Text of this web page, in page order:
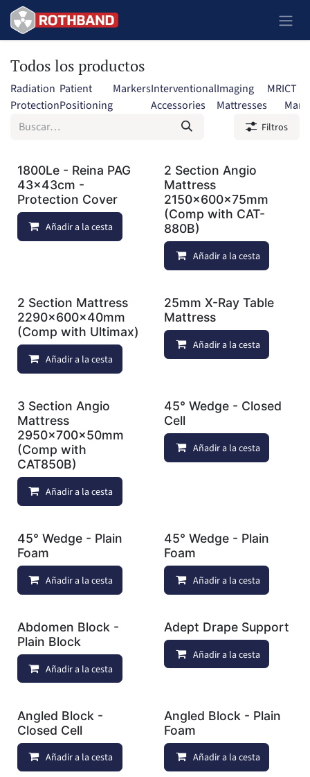
Ir al contenido
Todos los productos
Radiation
Protection
Patient
Positioning
MarkersInterventional
Accessories
Imaging
Mattresses
MRICT
Filtros
1800Le - Reina PAG
43x43cm -
Protection Cover
Añadir a la cesta Añadir a lista de deseos
2 Section Angio
Mattress
2150x600x75mm
(Comp with CAT-
880B)
Añadir a la cesta
2 Section Mattress
2290x600x40mm
(Comp with Ultimax)
Añadir a la cesta Añadir a lista de deseos
25mm X-Ray Table
Mattress
Añadir a la cesta
3 Section Angio
Mattress
2950x700x50mm
(Comp with
CAT850B)
Añadir a la cesta
45° Wedge - Closed
Cell
Añadir a la cesta
45° Wedge - Plain
Foam
Añadir a la cesta Añadir a lista de deseos
45° Wedge - Plain
Foam
Añadir a la cesta
Abdomen Block -
Plain Block
Añadir a la cesta Añadir a lista de deseos
Adept Drape Support
Añadir a la cesta
Angled Block -
Closed Cell
Añadir a la cesta Añadir a lista de deseos
Angled Block - Plain
Foam
Añadir a la cesta